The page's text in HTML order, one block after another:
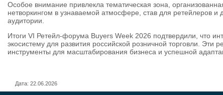
Особое внимание привлекла тематическая зона,
нетворкингом в узнаваемой атмосфере, став для ретейлеров и
аудитории.
Итоги VI Ретейл-форума Buyers Week 2026 подтвердили, что
экосистему для развития российской розничной торговли.
инструменты для масштабирования бизнеса и успешной
Дата: 22.06.2026